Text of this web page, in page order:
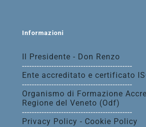
Informazioni
Il Presidente - Don Renzo
---------------------------------------------
Ente accreditato e certificato
---------------------------------------------
Organismo di Formazione
Regione del Veneto (Odf)
---------------------------------------------
Privacy Policy - Cookie Policy